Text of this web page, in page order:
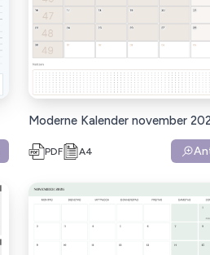
Moderne Kalender november
PDF A4